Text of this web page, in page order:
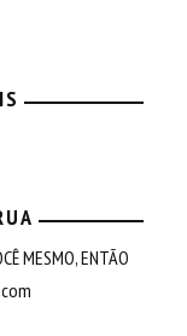
MESMO, ENTÃO